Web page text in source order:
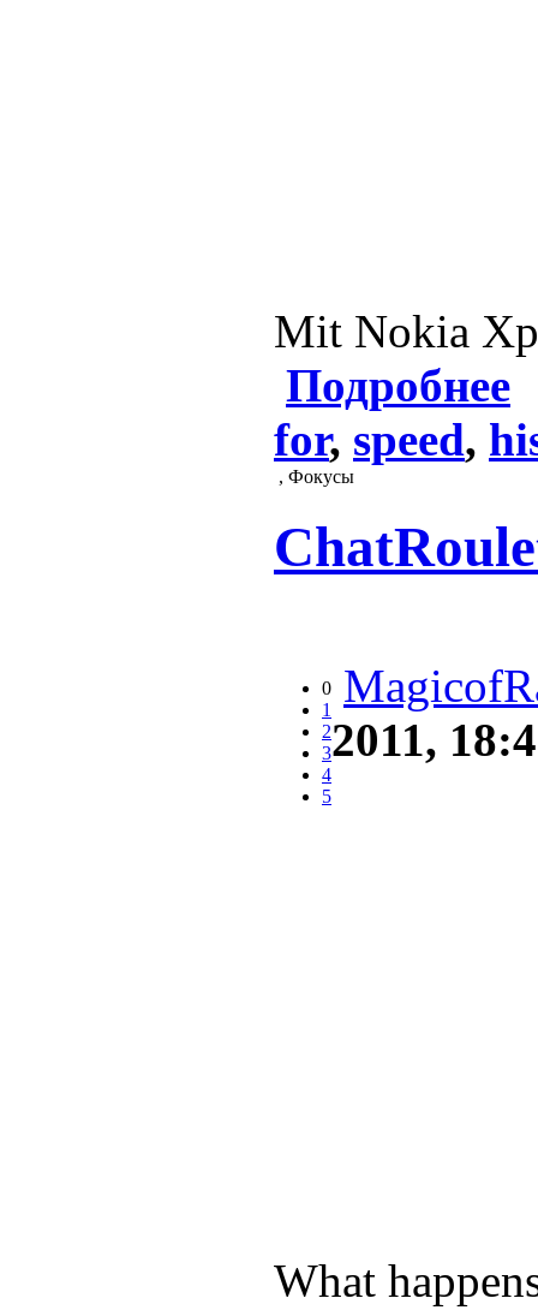
Mit Nokia
Подробнее
for, speed,
, Фокусы
0
1
2
3
4
5
2011,
What